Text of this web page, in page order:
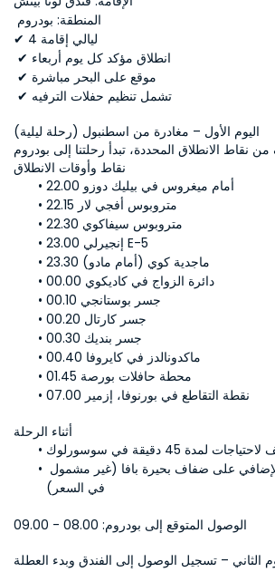
المنطقة: بودروم
✔ 4 ليالي إقامة
✔ انطلاق مؤكد كل يوم أربعاء
✔ موقع على البحر مباشرة
✔ تشمل تنظيم حفلات الترفيه
اليوم الأول – مغادرة من اسطنبول (رحلة ليلية)
نقاط وأوقات الانطلاق
22.00 أمام ميغروس في بيليك دوزو
22.15 متروبوس أفجي لار
22.30 متروبوس سيفاكوي
23.00 إنجيرلي E-5
23.30 ماجدية كوي (أمام مادو)
00.00 دائرة الزواج في كاديكوي
00.10 جسر بوستانجي
00.20 جسر كارتال
00.30 جسر بنديك
00.40 ماكدونالدز في كايروفا
01.45 محطة حافلات بورصة
07.00 نقطة التقاطع في بورنوفا، إزمير
أثناء الرحلة
لمدة 45 دقيقة في سوسورلوك
في السعر)
الوصول المتوقع إلى بودروم: 08.00 - 09.00
الثاني – تسجيل الوصول إلى الفندق وبدء العطلة